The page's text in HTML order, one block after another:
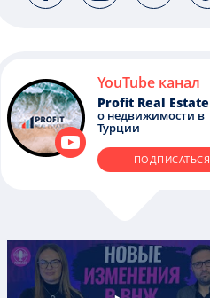
YouTube канал
Profit Real Estate
о недвижимости в
Турции
ПОДПИСАТЬСЯ